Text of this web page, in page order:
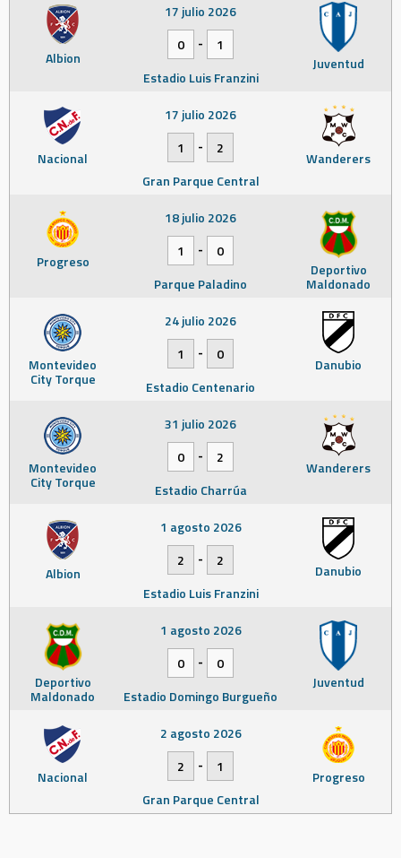
Albion Juventud
17 julio 2026
0
-
1
Estadio Luis Franzini
Nacional Wanderers
17 julio 2026
1
-
2
Gran Parque Central
Progreso Deportivo
Maldonado
18 julio 2026
1
-
0
Parque Paladino
Montevideo
City Torque
Danubio
24 julio 2026
1
-
0
Estadio Centenario
Montevideo
City Torque
Wanderers
31 julio 2026
0
-
2
Estadio Charrúa
Albion Danubio
1 agosto 2026
2
-
2
Estadio Luis Franzini
Deportivo
Maldonado
Juventud
1 agosto 2026
0
-
0
Estadio Domingo Burgueño
Nacional Progreso
2 agosto 2026
2
-
1
Gran Parque Central